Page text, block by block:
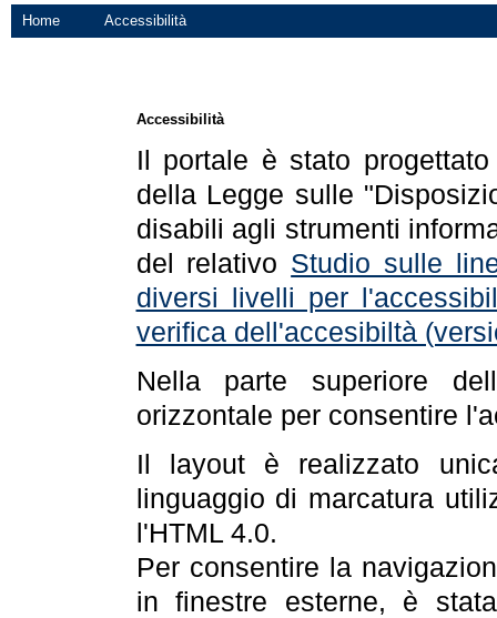
Home Accessibilità
Accessibilità
Il portale è stato
della Legge sulle
disabili agli strumenti
del relativo Studio sulle
diversi livelli per
verifica dell'accesibiltà
Nella parte superiore
orizzontale per consentire
Il layout è realizzato
linguaggio di marcatura
l'HTML 4.0.
Per consentire la
in finestre esterne, è